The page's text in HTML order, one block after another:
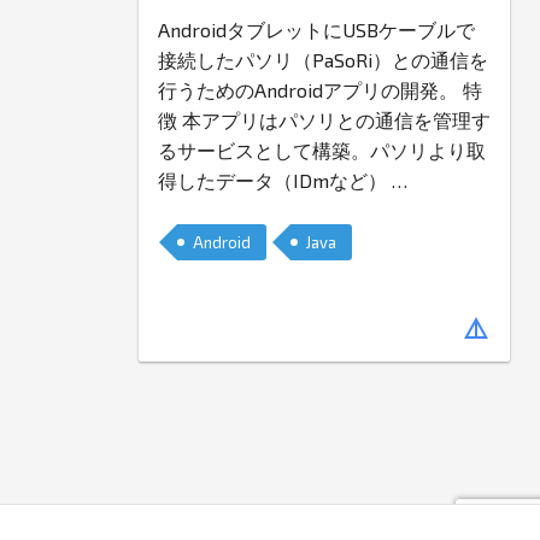
AndroidタブレットにUSBケーブルで
接続したパソリ（PaSoRi）との通信を
行うためのAndroidアプリの開発。 特
徴 本アプリはパソリとの通信を管理す
るサービスとして構築。パソリより取
得したデータ（IDmなど） …
Android Java
details